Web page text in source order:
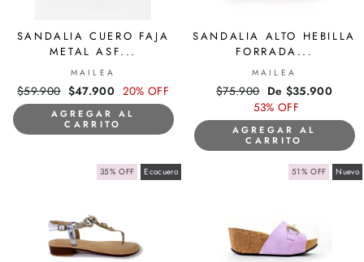
SANDALIA CUERO FAJA
METAL ASF...
MAILEA
Precio
habitual
$59.900 Precio
de
oferta
$47.900 20% OFF
AGREGAR AL
CARRITO
SANDALIA ALTO HEBILLA
FORRADA...
MAILEA
Precio
habitual
$75.900 Precio
de
oferta
De $35.900
53% OFF
AGREGAR AL
CARRITO
35% OFF Ecocuero 51% OFF Nuevo